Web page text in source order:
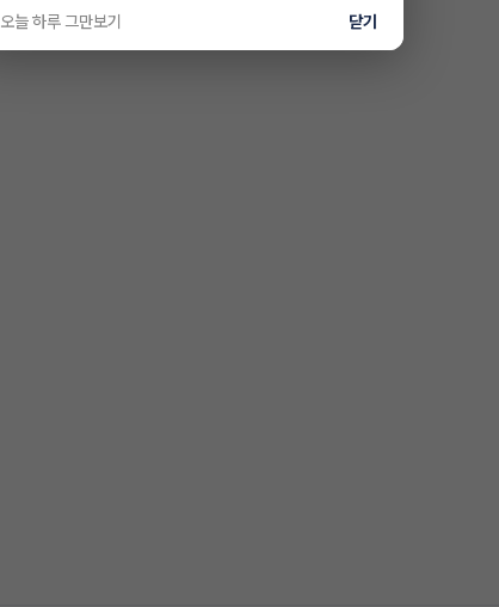
오늘 하루 그만보기 닫기